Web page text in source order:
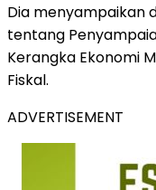
Dia menyampaikan
tentang
Kerangka Ekonomi
Fiskal.
ADVERTISEMENT